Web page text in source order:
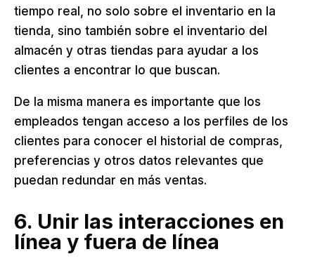
tiempo real, no solo sobre el inventario en la
tienda, sino también sobre el inventario del
almacén y otras tiendas para ayudar a los
clientes a encontrar lo que buscan.
De la misma manera es importante que los
empleados tengan acceso a los perfiles de los
clientes para conocer el historial de compras,
preferencias y otros datos relevantes que
puedan redundar en más ventas.
6. Unir las interacciones en
línea y fuera de línea